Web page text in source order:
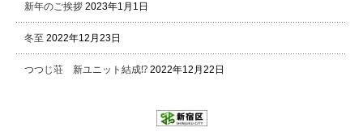
新年のご挨拶 2023年1月1日
冬至 2022年12月23日
つつじ荘 新ユニット結成⁉ 2022年12月22日